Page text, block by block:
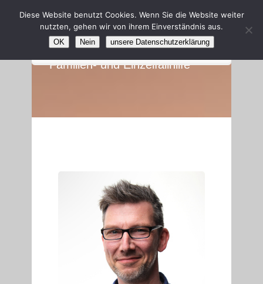
MARC CLEMENS
Familien- und Einzelfallhilfe
Diese Website benutzt Cookies. Wenn Sie die Website weiter
nutzten, gehen wir von ihrem Einverständnis aus.
OK Nein unsere Datenschutzerklärung